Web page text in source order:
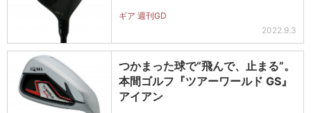
ギア 週刊GD
2022.9.3
つかまった球で“飛んで、止まる”。
本間ゴルフ『ツアーワールド GS』
アイアン